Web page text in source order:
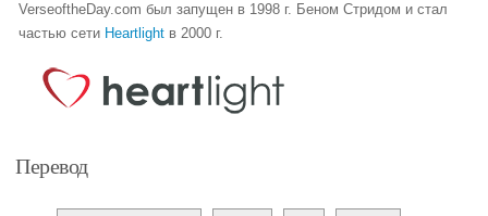
VerseoftheDay.com был запущен в 1998 г. Беном Стридом и стал
частью сети Heartlight в 2000 г.
Перевод